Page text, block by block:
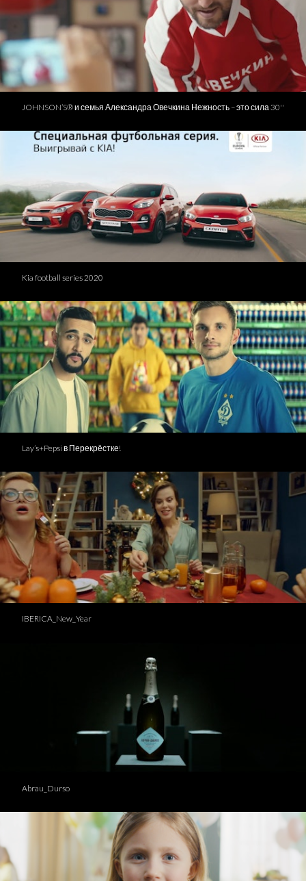
JOHNSON’S® и семья Александра Овечкина Нежность – это сила 30''
Kia football series 2020
Lay’s+Pepsi в Перекрёстке!
IBERICA_New_Year
Abrau_Durso